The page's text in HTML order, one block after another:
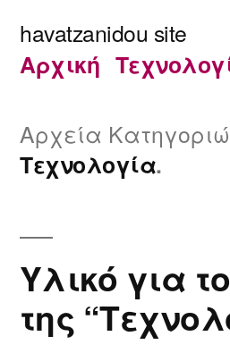
στο
περιεχόμενο
havatzanidou site
Αρχική
Αρχεία
Τεχνολογία
Υλικό για
της